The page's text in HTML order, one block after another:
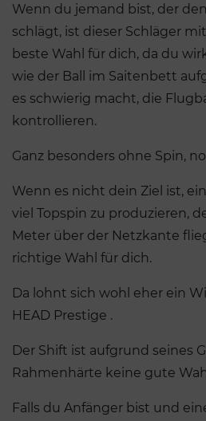
Wenn du jemand bist, der
schlägt, ist dieser Schläger
beste Wahl für dich, da du
wie der Ball im Saitenbett
es schwierig macht, die
kontrollieren.
Ganz besonders ohne Spin,
Wenn es nicht dein Ziel ist,
viel Topspin zu produzieren,
Meter über der Netzkante
richtige Wahl für dich.
Da lohnt sich wohl eher ein
HEAD Prestige .
Der Shift ist aufgrund seines
Rahmenhärte keine gute
Falls du Anfänger bist und